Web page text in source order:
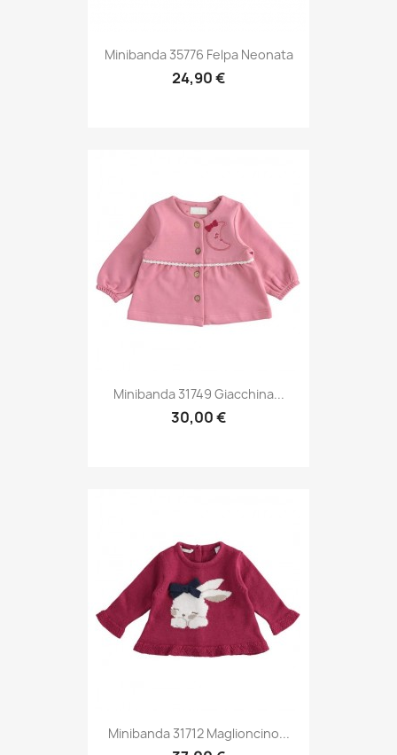
Minibanda 35776 Felpa Neonata
24,90 €
Minibanda 31749 Giacchina...
30,00 €
Minibanda 31712 Maglioncino...